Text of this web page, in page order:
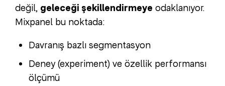
değil, geleceği şekillendirmeye odaklanıyor.
Mixpanel bu noktada:
Davranış bazlı segmentasyon
Deney (experiment) ve özellik performansı
ölçümü